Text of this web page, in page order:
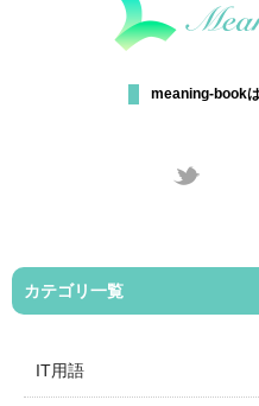
meaning-book
カテゴリ一覧
IT用語